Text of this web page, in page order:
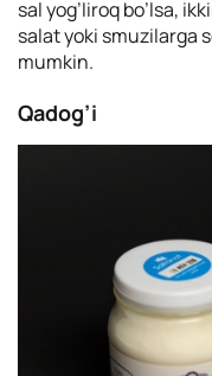
sal yog’liroq bo’lsa,
salat yoki smuzilarga
mumkin.
Qadog’i